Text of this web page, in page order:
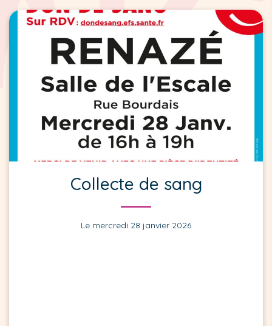
Collecte de sang
Le mercredi 28 janvier 2026